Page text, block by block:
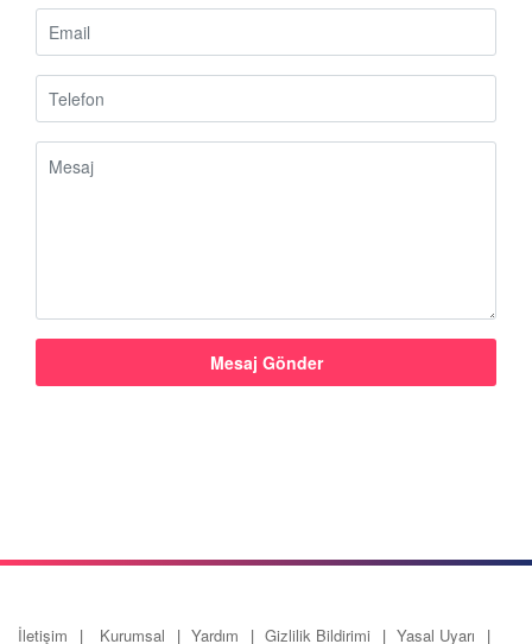
İletişim Kurumsal Yardım Gizlilik Bildirimi Yasal Uyarı